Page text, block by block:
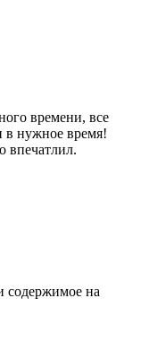
времени, все
в нужное время!
впечатлил.
содержимое на